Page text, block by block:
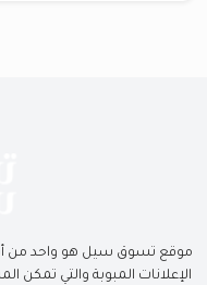
موقع تسوق سيل هو واحد من
الإعلانات المبوبة والتي